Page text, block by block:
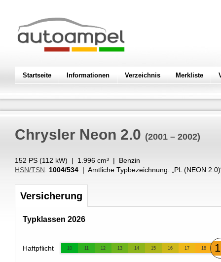
Startseite Informationen Verzeichnis Merkliste
Chrysler Neon 2.0 (2001 – 2002)
152 PS (112 kW) | 1.996 cm³ | Benzin
HSN/TSN: 1004/534 | Amtliche Typbezeichnung: „ PL (NEON 2.0)
Versicherung
Typklassen 2026
Haftpflicht 10 11 12 13 14 15 16 17 18